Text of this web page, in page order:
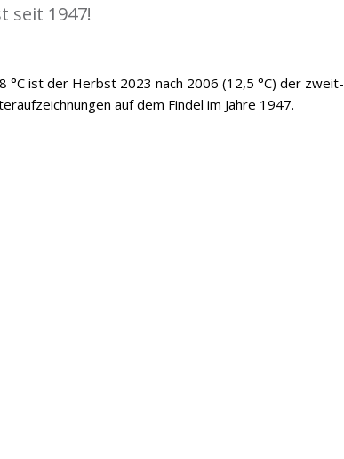
seit 1947!
ist der Herbst 2023 nach 2006 (12,5 °C) der zweit-
auf dem Findel im Jahre 1947.